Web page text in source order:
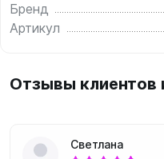
Бренд
Артикул
Отзывы клиентов
Светлана